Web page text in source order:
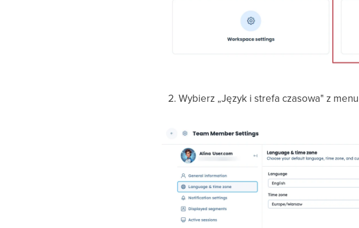
Wybierz „Język i strefa czasowa" z